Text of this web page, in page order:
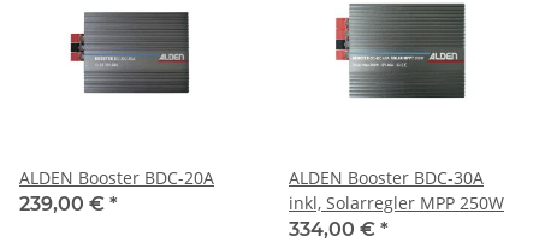
ALDEN Booster BDC-20A
239,00 € *
ALDEN Booster BDC-30A
inkl, Solarregler MPP 250W
334,00 € *